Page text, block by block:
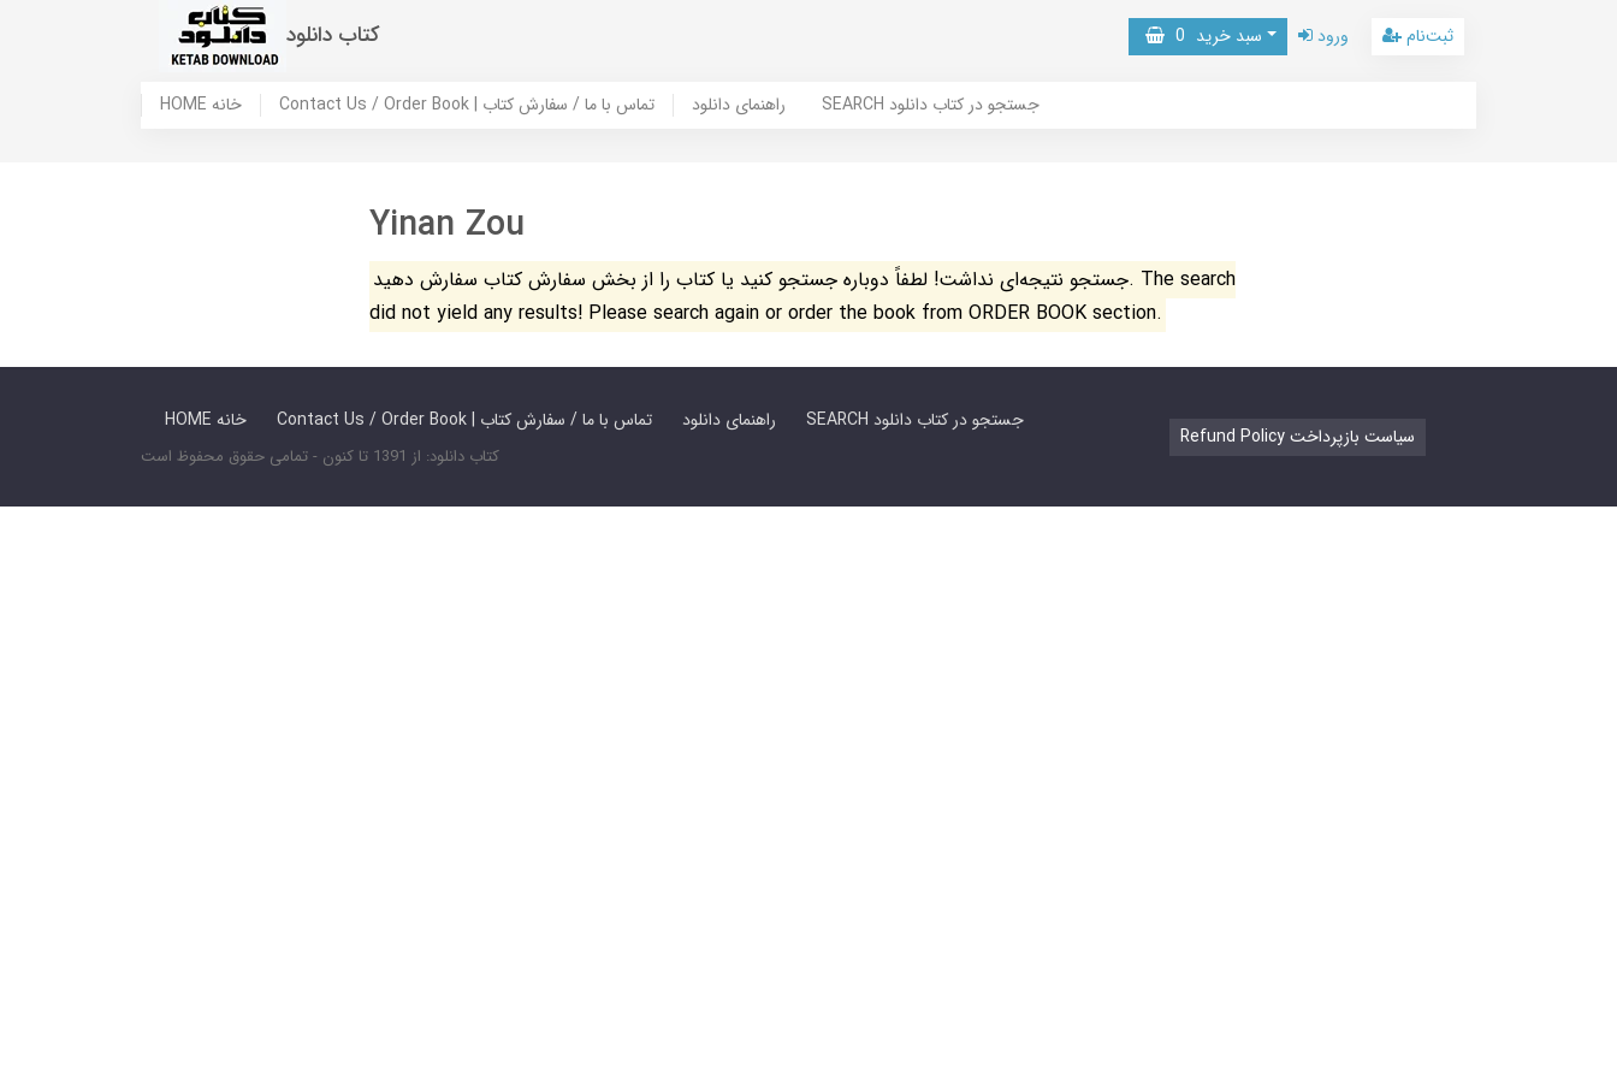
کتاب دانلود سبد خرید 0 ورود ثبت‌نام
HOME خانه Contact Us / Order Book | تماس با ما / سفارش کتاب راهنمای دانلود SEARCH جستجو در کتاب دانلود
Yinan Zou
جستجو نتیجه‌ای نداشت! لطفاً دوباره جستجو کنید یا کتاب را از بخش سفارش کتاب سفارش دهید. The search
did not yield any results! Please search again or order the book from ORDER BOOK section.
HOME خانه Contact Us / Order Book | تماس با ما / سفارش کتاب راهنمای دانلود SEARCH جستجو در کتاب دانلود
کتاب دانلود: از 1391 تا کنون - تمامی حقوق محفوظ است
Refund Policy سیاست بازپرداخت